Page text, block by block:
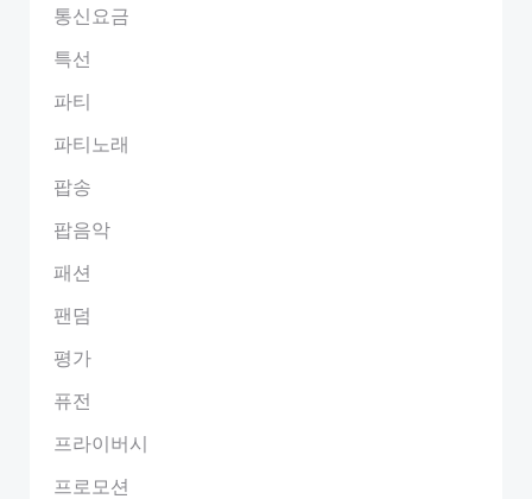
통신요금
특선
파티
파티노래
팝송
팝음악
패션
팬덤
평가
퓨전
프라이버시
프로모션